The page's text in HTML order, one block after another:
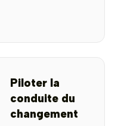
Piloter la
conduite du
changement